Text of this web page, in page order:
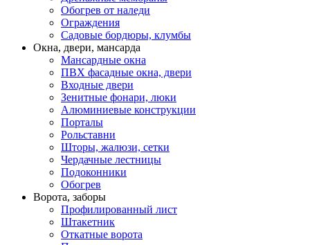
Обогрев от наледи
Ограждения
Садовые бордюры, клумбы
Окна, двери, мансарда
Мансардные окна
ПВХ фасадные окна, двери
Входные двери
Зенитные фонари, люки
Алюминиевые конструкции
Порталы
Рольставни
Шторы, жалюзи, сетки
Чердачные лестницы
Подоконники
Обогрев
Ворота, заборы
Профилированный лист
Штакетник
Откатные ворота